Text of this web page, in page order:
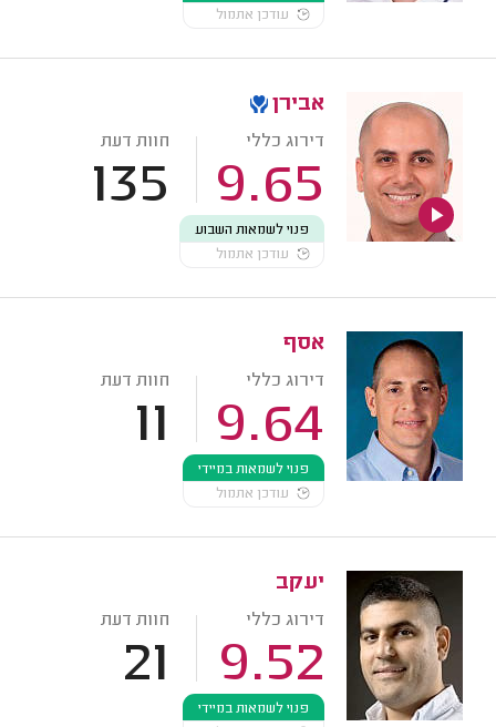
עודכן אתמול
אבירן
דירוג כללי
9.65
חוות דעת
135
פנוי לשמאות השבוע
עודכן אתמול
אסף
דירוג כללי
9.64
חוות דעת
11
פנוי לשמאות במיידי
עודכן אתמול
יעקב
דירוג כללי
9.52
חוות דעת
21
פנוי לשמאות במיידי